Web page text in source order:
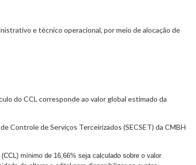
e técnico operacional, por meio de alocação de
do CCL corresponde ao valor global estimado da
Controle de Serviços Terceirizados (SECSET) da CMBH
mínimo de 16,66% seja calculado sobre o valor